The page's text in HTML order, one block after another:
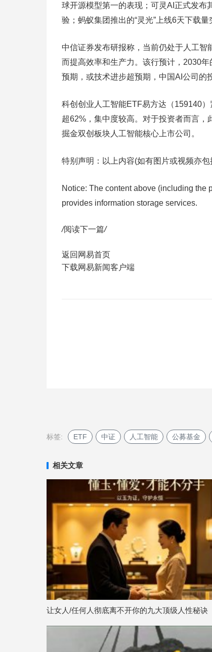
球开源模型第一的表现；可灵AI正式发布
验；蚂蚁集团推出的“灵光”上线6天下载
中信证券发布研报称，当前仍处于人工
而提高效率和生产力。该行预计，2030
预期，或技术进步超预期，中国AI公司的
科创创业人工智能ETF易方达（159140
超62%，集中度较高。对于投资者而言
掘金双创板块人工智能核心上市公司。
特别声明：以上内容(如有图片或视频亦
Notice: The content above (including the
provides information storage services.
/阅读下一篇/
返回网易首页
下载网易新闻客户端
标签: ETF 中证 人工智能 公募基金
相关文章
让女人/任何人彻底离不开你的九大顶级人性秘诀